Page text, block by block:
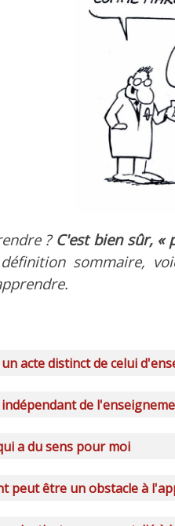
?C'est bien sûr, «
sommaire,
acte distinct de celui
de
a du sens pour moi
peut être un obstacle à